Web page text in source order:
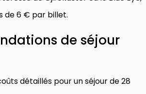
de 6 € par billet.
de séjour
détaillés pour un séjour de 28